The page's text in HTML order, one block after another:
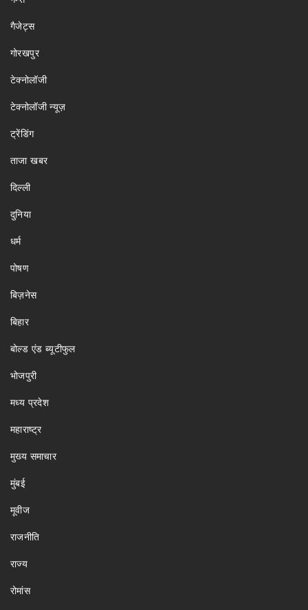
गैजेट्स
गोरखपुर
टेक्नोलॉजी
टेक्नोलॉजी न्यूज़
ट्रेंडिंग
ताजा खबर
दिल्ली
दुनिया
धर्म
पोषण
बिज़नेस
बिहार
बोल्ड एंड ब्यूटीफुल
भोजपुरी
मध्य प्रदेश
महाराष्ट्र
मुख्य समाचार
मुंबई
मूवीज
राजनीति
राज्य
रोमांस